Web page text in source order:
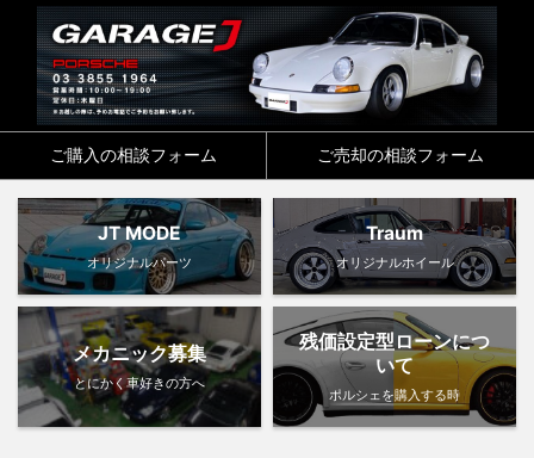
ご購入の相談フォーム ご売却の相談フォーム
JT MODE
オリジナルパーツ
Traum
オリジナルホイール
メカニック募集
とにかく車好きの方へ
残価設定型ローンにつ
いて
ポルシェを購入する時